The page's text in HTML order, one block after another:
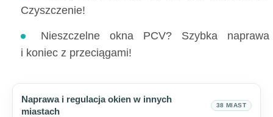
Czyszczenie!
Nieszczelne okna PCV? Szybka naprawa
i koniec z przeciągami!
Naprawa i regulacja okien w innych
miastach
38 MIAST